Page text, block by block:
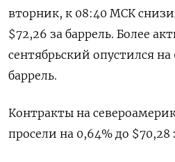
вторник, к 08:40 МСК
$72,26 за баррель. Более
сентябрьский опустился ⁠на
баррель.
Контракты на
просели на 0,64% до $70,28